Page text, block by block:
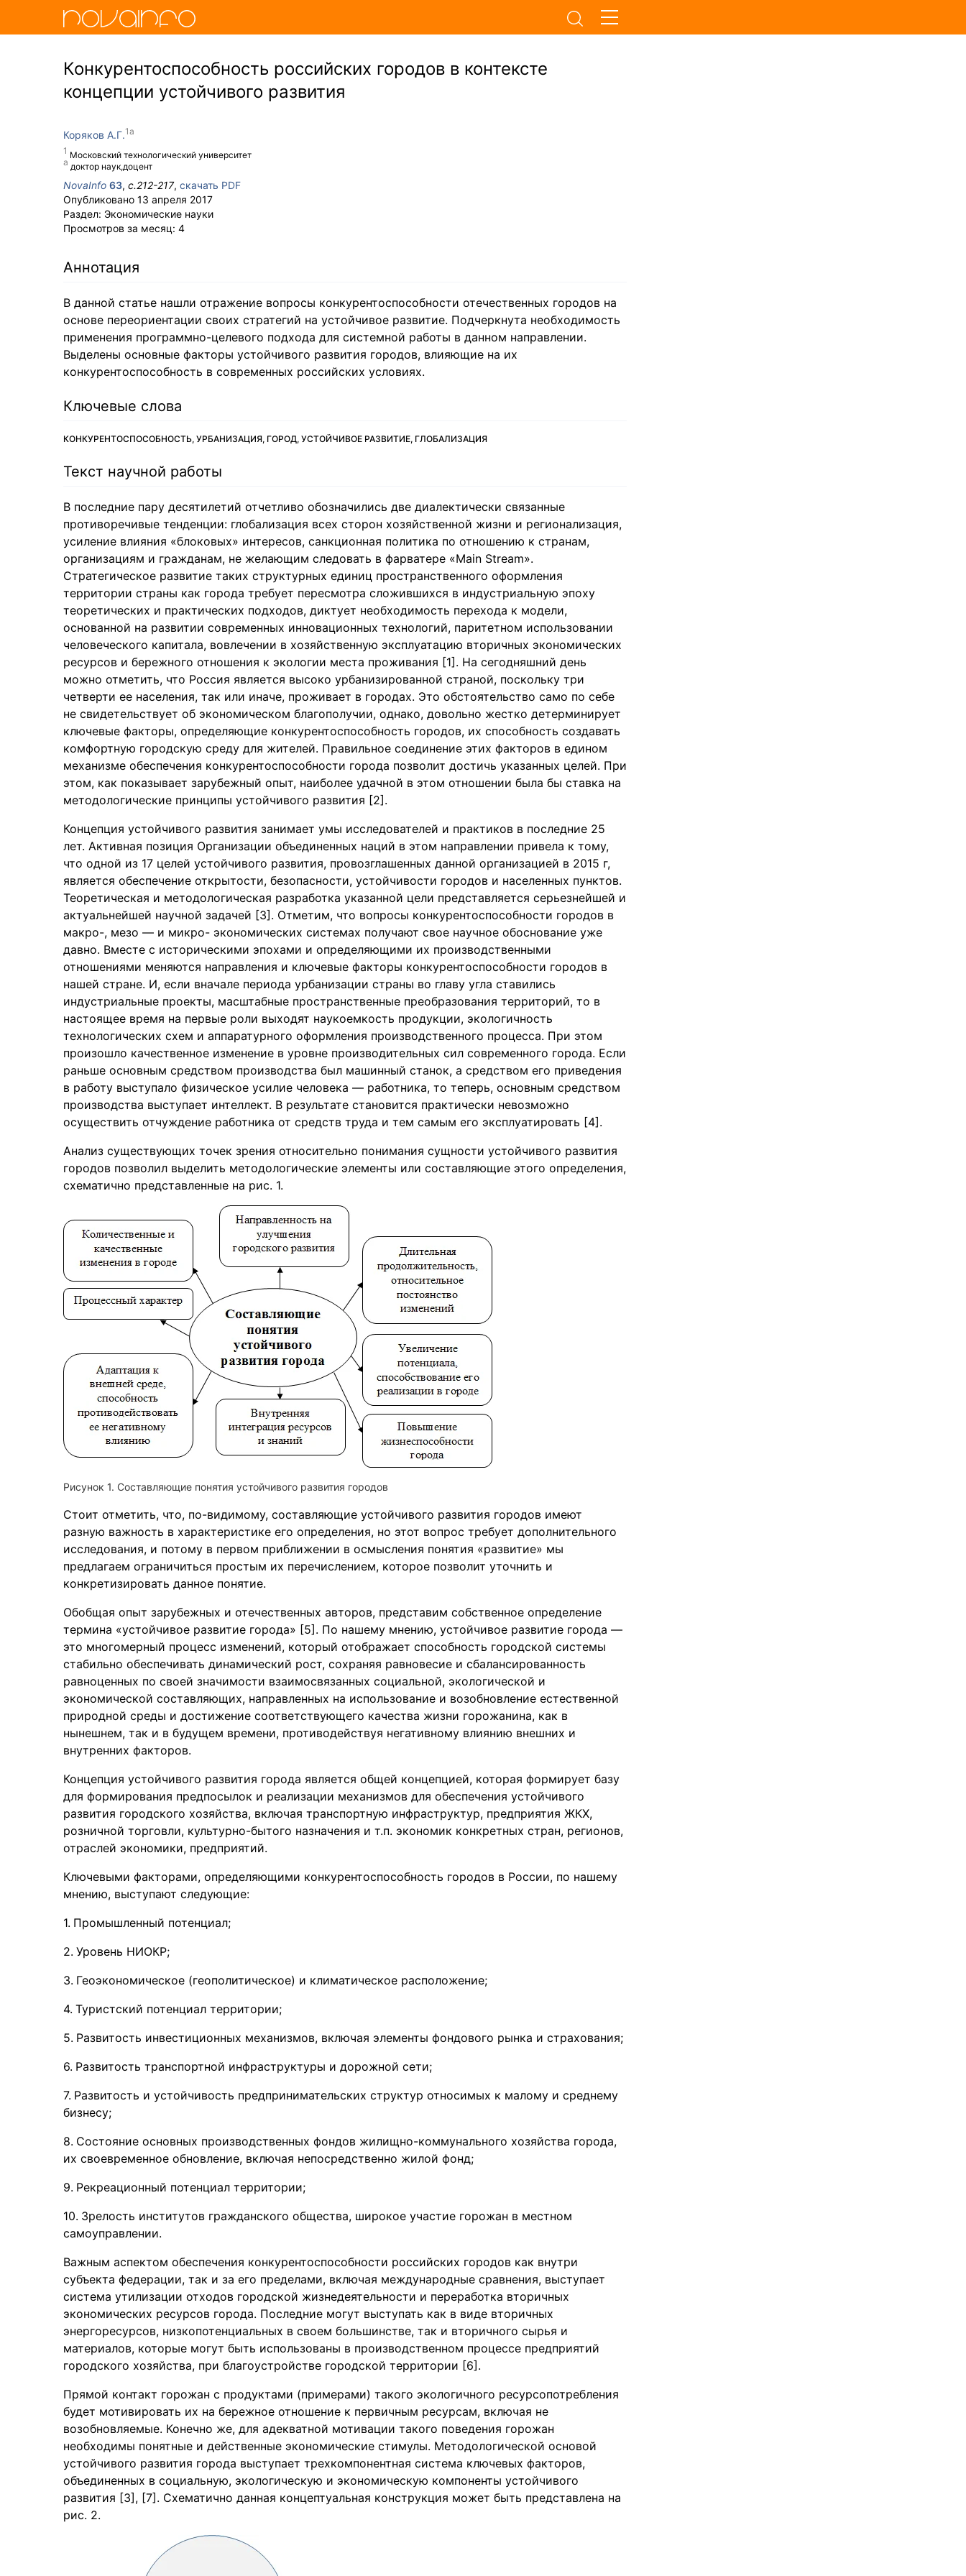
Конкурентоспособность российских городов в контексте
концепции устойчивого развития
Коряков А.Г.
Московский технологический университет
доктор наук,доцент
NovaInfo 63, с.212-217, скачать PDF
Опубликовано 13 апреля 2017
Раздел: Экономические науки
Просмотров за месяц: 4
Аннотация
В данной статье нашли отражение вопросы конкурентоспособности отечественных городов на
основе переориентации своих стратегий на устойчивое развитие. Подчеркнута необходимость
применения программно-целевого подхода для системной работы в данном направлении.
Выделены основные факторы устойчивого развития городов, влияющие на их
конкурентоспособность в современных российских условиях.
Ключевые слова
КОНКУРЕНТОСПОСОБНОСТЬ, УРБАНИЗАЦИЯ, ГОРОД, УСТОЙЧИВОЕ РАЗВИТИЕ, ГЛОБАЛИЗАЦИЯ
Текст научной работы
В последние пару десятилетий отчетливо обозначились две диалектически связанные
противоречивые тенденции: глобализация всех сторон хозяйственной жизни и регионализация,
усиление влияния «блоковых» интересов, санкционная политика по отношению к странам,
организациям и гражданам, не желающим следовать в фарватере «Main Stream».
Стратегическое развитие таких структурных единиц пространственного оформления
территории страны как города требует пересмотра сложившихся в индустриальную эпоху
теоретических и практических подходов, диктует необходимость перехода к модели,
основанной на развитии современных инновационных технологий, паритетном использовании
человеческого капитала, вовлечении в хозяйственную эксплуатацию вторичных экономических
ресурсов и бережного отношения к экологии места проживания [1]. На сегодняшний день
можно отметить, что Россия является высоко урбанизированной страной, поскольку три
четверти ее населения, так или иначе, проживает в городах. Это обстоятельство само по себе
не свидетельствует об экономическом благополучии, однако, довольно жестко детерминирует
ключевые факторы, определяющие конкурентоспособность городов, их способность создавать
комфортную городскую среду для жителей. Правильное соединение этих факторов в едином
механизме обеспечения конкурентоспособности города позволит достичь указанных целей. При
этом, как показывает зарубежный опыт, наиболее удачной в этом отношении была бы ставка на
методологические принципы устойчивого развития [2].
Концепция устойчивого развития занимает умы исследователей и практиков в последние 25
лет. Активная позиция Организации объединенных наций в этом направлении привела к тому,
что одной из 17 целей устойчивого развития, провозглашенных данной организацией в 2015 г,
является обеспечение открытости, безопасности, устойчивости городов и населенных пунктов.
Теоретическая и методологическая разработка указанной цели представляется серьезнейшей и
актуальнейшей научной задачей [3]. Отметим, что вопросы конкурентоспособности городов в
макро-, мезо — и микро- экономических системах получают свое научное обоснование уже
давно. Вместе с историческими эпохами и определяющими их производственными
отношениями меняются направления и ключевые факторы конкурентоспособности городов в
нашей стране. И, если вначале периода урбанизации страны во главу угла ставились
индустриальные проекты, масштабные пространственные преобразования территорий, то в
настоящее время на первые роли выходят наукоемкость продукции, экологичность
технологических схем и аппаратурного оформления производственного процесса. При этом
произошло качественное изменение в уровне производительных сил современного города. Если
раньше основным средством производства был машинный станок, а средством его приведения
в работу выступало физическое усилие человека — работника, то теперь, основным средством
производства выступает интеллект. В результате становится практически невозможно
осуществить отчуждение работника от средств труда и тем самым его эксплуатировать [4].
Анализ существующих точек зрения относительно понимания сущности устойчивого развития
городов позволил выделить методологические элементы или составляющие этого определения,
схематично представленные на рис. 1.
Рисунок 1. Составляющие понятия устойчивого развития городов
Стоит отметить, что, по-видимому, составляющие устойчивого развития городов имеют
разную важность в характеристике его определения, но этот вопрос требует дополнительного
исследования, и потому в первом приближении в осмысления понятия «развитие» мы
предлагаем ограничиться простым их перечислением, которое позволит уточнить и
конкретизировать данное понятие.
Обобщая опыт зарубежных и отечественных авторов, представим собственное определение
термина «устойчивое развитие города» [5]. По нашему мнению, устойчивое развитие города —
это многомерный процесс изменений, который отображает способность городской системы
стабильно обеспечивать динамический рост, сохраняя равновесие и сбалансированность
равноценных по своей значимости взаимосвязанных социальной, экологической и
экономической составляющих, направленных на использование и возобновление естественной
природной среды и достижение соответствующего качества жизни горожанина, как в
нынешнем, так и в будущем времени, противодействуя негативному влиянию внешних и
внутренних факторов.
Концепция устойчивого развития города является общей концепцией, которая формирует базу
для формирования предпосылок и реализации механизмов для обеспечения устойчивого
развития городского хозяйства, включая транспортную инфраструктур, предприятия ЖКХ,
розничной торговли, культурно-бытого назначения и т.п. экономик конкретных стран, регионов,
отраслей экономики, предприятий.
Ключевыми факторами, определяющими конкурентоспособность городов в России, по нашему
мнению, выступают следующие:
Промышленный потенциал;
Уровень НИОКР;
Геоэкономическое (геополитическое) и климатическое расположение;
Туристский потенциал территории;
Развитость инвестиционных механизмов, включая элементы фондового рынка и страхования;
Развитость транспортной инфраструктуры и дорожной сети;
Развитость и устойчивость предпринимательских структур относимых к малому и среднему
бизнесу;
Состояние основных производственных фондов жилищно-коммунального хозяйства города,
их своевременное обновление, включая непосредственно жилой фонд;
Рекреационный потенциал территории;
Зрелость институтов гражданского общества, широкое участие горожан в местном
самоуправлении.
Важным аспектом обеспечения конкурентоспособности российских городов как внутри
субъекта федерации, так и за его пределами, включая международные сравнения, выступает
система утилизации отходов городской жизнедеятельности и переработка вторичных
экономических ресурсов города. Последние могут выступать как в виде вторичных
энергоресурсов, низкопотенциальных в своем большинстве, так и вторичного сырья и
материалов, которые могут быть использованы в производственном процессе предприятий
городского хозяйства, при благоустройстве городской территории [6].
Прямой контакт горожан с продуктами (примерами) такого экологичного ресурсопотребления
будет мотивировать их на бережное отношение к первичным ресурсам, включая не
возобновляемые. Конечно же, для адекватной мотивации такого поведения горожан
необходимы понятные и действенные экономические стимулы. Методологической основой
устойчивого развития города выступает трехкомпонентная система ключевых факторов,
объединенных в социальную, экологическую и экономическую компоненты устойчивого
развития [3], [7]. Схематично данная концептуальная конструкция может быть представлена на
рис. 2.